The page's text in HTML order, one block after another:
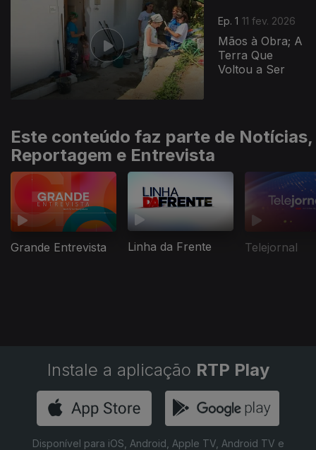
Ep. 1 11 fev. 2026
Mãos à Obra; A
Terra Que
Voltou a Ser
Este conteúdo faz parte de Notícias,
Reportagem e Entrevista
Grande Entrevista Linha da Frente Telejornal
Instale a aplicação RTP Play
Disponível para iOS, Android, Apple TV, Android TV e